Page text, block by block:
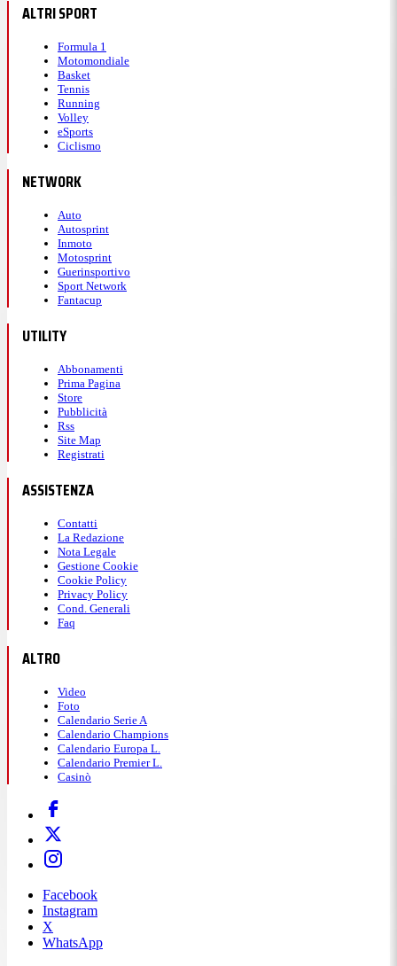
ALTRI SPORT
Formula 1
Motomondiale
Basket
Tennis
Running
Volley
eSports
Ciclismo
NETWORK
Auto
Autosprint
Inmoto
Motosprint
Guerinsportivo
Sport Network
Fantacup
UTILITY
Abbonamenti
Prima Pagina
Store
Pubblicità
Rss
Site Map
Registrati
ASSISTENZA
Contatti
La Redazione
Nota Legale
Gestione Cookie
Cookie Policy
Privacy Policy
Cond. Generali
Faq
ALTRO
Video
Foto
Calendario Serie A
Calendario Champions
Calendario Europa L.
Calendario Premier L.
Casinò
Facebook
Instagram
X
WhatsApp